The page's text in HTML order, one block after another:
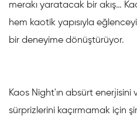
merakı yaratacak bir akış…
hem kaotik yapısıyla
bir deneyime dönüştürüyor.
Kaos Night'ın absürt
sürprizlerini kaçırmamak için